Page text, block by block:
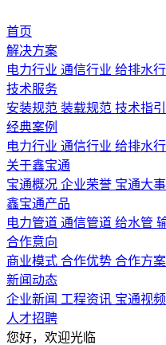
首页
解决方案
电力行业 通信行业 给排水
技术服务
安装规范 装载规范 技术指引
经典案例
电力行业 通信行业 给排水
关于鑫宝通
宝通概况 企业荣誉 宝通大
鑫宝通产品
电力管道 通信管道 给水管
合作意向
商业模式 合作优势 合作方案
新闻动态
企业新闻 工程资讯 宝通视频
人才招聘
您好，欢迎光临